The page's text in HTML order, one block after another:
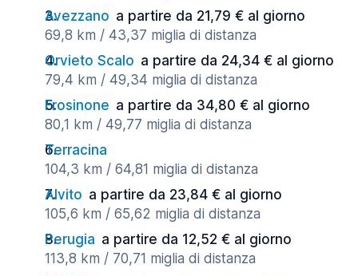
Avezzano a partire da 21,79 € al giorno
69,8 km / 43,37 miglia di distanza
Orvieto Scalo a partire da 24,34 € al giorno
79,4 km / 49,34 miglia di distanza
Frosinone a partire da 34,80 € al giorno
80,1 km / 49,77 miglia di distanza
Terracina
104,3 km / 64,81 miglia di distanza
Alvito a partire da 23,84 € al giorno
105,6 km / 65,62 miglia di distanza
Perugia a partire da 12,52 € al giorno
113,8 km / 70,71 miglia di distanza